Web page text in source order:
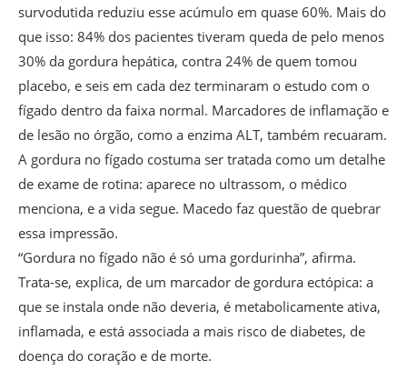
survodutida reduziu esse acúmulo em quase 60%. Mais do
que isso: 84% dos pacientes tiveram queda de pelo menos
30% da gordura hepática, contra 24% de quem tomou
placebo, e seis em cada dez terminaram o estudo com o
fígado dentro da faixa normal. Marcadores de inflamação e
de lesão no órgão, como a enzima ALT, também recuaram.
A gordura no fígado costuma ser tratada como um detalhe
de exame de rotina: aparece no ultrassom, o médico
menciona, e a vida segue. Macedo faz questão de quebrar
essa impressão.
“Gordura no fígado não é só uma gordurinha”, afirma.
Trata-se, explica, de um marcador de gordura ectópica: a
que se instala onde não deveria, é metabolicamente ativa,
inflamada, e está associada a mais risco de diabetes, de
doença do coração e de morte.